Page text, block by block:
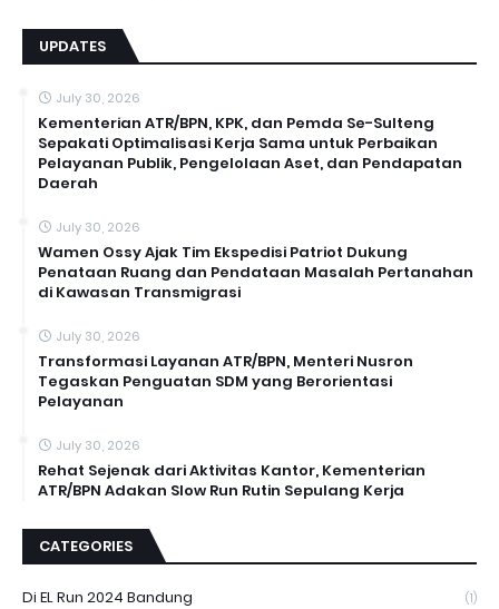
UPDATES
July 30, 2026
Kementerian ATR/BPN, KPK, dan Pemda Se-Sulteng
Sepakati Optimalisasi Kerja Sama untuk Perbaikan
Pelayanan Publik, Pengelolaan Aset, dan Pendapatan
Daerah
July 30, 2026
Wamen Ossy Ajak Tim Ekspedisi Patriot Dukung
Penataan Ruang dan Pendataan Masalah Pertanahan
di Kawasan Transmigrasi
July 30, 2026
Transformasi Layanan ATR/BPN, Menteri Nusron
Tegaskan Penguatan SDM yang Berorientasi
Pelayanan
July 30, 2026
Rehat Sejenak dari Aktivitas Kantor, Kementerian
ATR/BPN Adakan Slow Run Rutin Sepulang Kerja
CATEGORIES
Di EL Run 2024 Bandung (1)